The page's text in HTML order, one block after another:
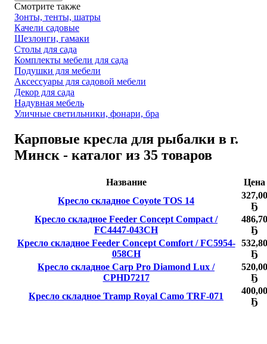
Смотрите также
Зонты, тенты, шатры
Качели садовые
Шезлонги, гамаки
Столы для сада
Комплекты мебели для сада
Подушки для мебели
Аксессуары для садовой мебели
Декор для сада
Надувная мебель
Уличные светильники, фонари, бра
Карповые кресла для рыбалки в г.
Минск - каталог из 35 товаров
Название
Цена
Кресло складное Coyote TOS 14
327,00
Ҕ
Кресло складное Feeder Concept Compact /
FC4447-043CH
486,70
Ҕ
Кресло складное Feeder Concept Comfort / FC5954-
058CH
532,80
Ҕ
Кресло складное Carp Pro Diamond Lux /
CPHD7217
520,00
Ҕ
Кресло складное Tramp Royal Camo TRF-071
400,00
Ҕ